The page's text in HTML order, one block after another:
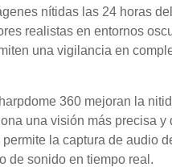
nítidas las 24 horas
realistas en entornos
una vigilancia en
360 mejoran la
una visión más precisa
la captura de audio
de sonido en tiempo real.